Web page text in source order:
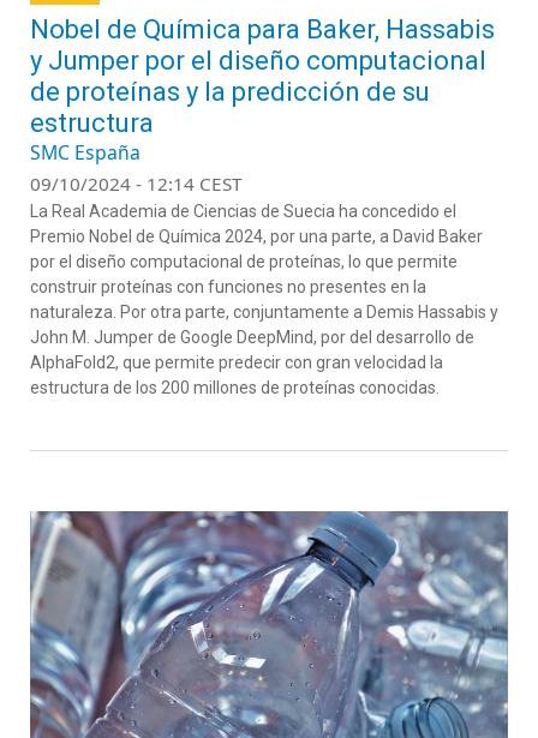
Nobel de Química para Baker, Hassabis
y Jumper por el diseño computacional
de proteínas y la predicción de su
estructura
SMC España
09/10/2024 - 12:14 CEST
La Real Academia de Ciencias de Suecia ha concedido el
Premio Nobel de Química 2024, por una parte, a David Baker
por el diseño computacional de proteínas, lo que permite
construir proteínas con funciones no presentes en la
naturaleza. Por otra parte, conjuntamente a Demis Hassabis y
John M. Jumper de Google DeepMind, por del desarrollo de
AlphaFold2, que permite predecir con gran velocidad la
estructura de los 200 millones de proteínas conocidas.